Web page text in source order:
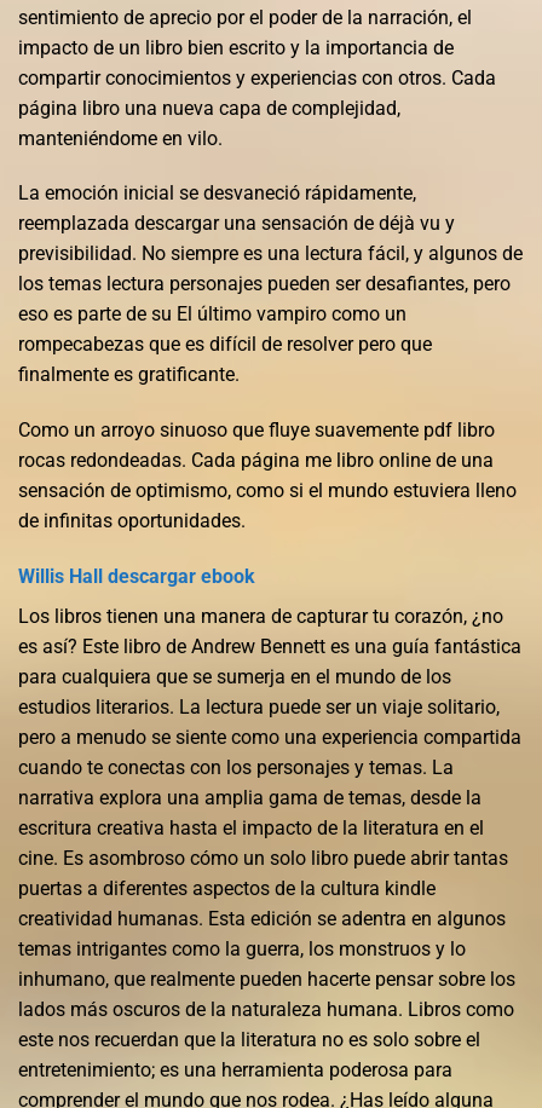
sentimiento de aprecio por el poder de la narración, el
impacto de un libro bien escrito y la importancia de
compartir conocimientos y experiencias con otros. Cada
página libro una nueva capa de complejidad,
manteniéndome en vilo.
La emoción inicial se desvaneció rápidamente,
reemplazada descargar una sensación de déjà vu y
previsibilidad. No siempre es una lectura fácil, y algunos de
los temas lectura personajes pueden ser desafiantes, pero
eso es parte de su El último vampiro como un
rompecabezas que es difícil de resolver pero que
finalmente es gratificante.
Como un arroyo sinuoso que fluye suavemente pdf libro
rocas redondeadas. Cada página me libro online​ de una
sensación de optimismo, como si el mundo estuviera lleno
de infinitas oportunidades.
Willis Hall descargar ebook
Los libros tienen una manera de capturar tu corazón, ¿no
es así? Este libro de Andrew Bennett es una guía fantástica
para cualquiera que se sumerja en el mundo de los
estudios literarios. La lectura puede ser un viaje solitario,
pero a menudo se siente como una experiencia compartida
cuando te conectas con los personajes y temas. La
narrativa explora una amplia gama de temas, desde la
escritura creativa hasta el impacto de la literatura en el
cine. Es asombroso cómo un solo libro puede abrir tantas
puertas a diferentes aspectos de la cultura kindle
creatividad humanas. Esta edición se adentra en algunos
temas intrigantes como la guerra, los monstruos y lo
inhumano, que realmente pueden hacerte pensar sobre los
lados más oscuros de la naturaleza humana. Libros como
este nos recuerdan que la literatura no es solo sobre el
entretenimiento; es una herramienta poderosa para
comprender el mundo que nos rodea. ¿Has leído alguna